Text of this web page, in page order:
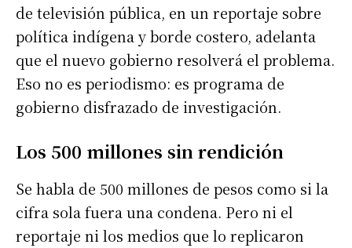
de televisión pública, en un reportaje sobre
política indígena y borde costero, adelanta
que el nuevo gobierno resolverá el problema.
Eso no es periodismo: es programa de
gobierno disfrazado de investigación.
Los 500 millones sin rendición
Se habla de 500 millones de pesos como si la
cifra sola fuera una condena. Pero ni el
reportaje ni los medios que lo replicaron